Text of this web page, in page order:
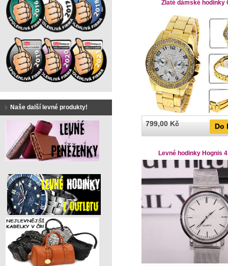
Zlaté dámské hodinky
799,00 Kč Do
Levné hodinky Hognis
Naše další levné produkty!